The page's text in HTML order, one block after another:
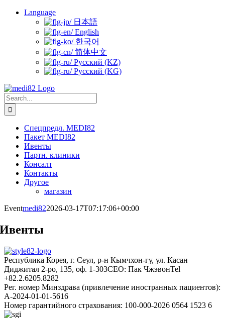
Skip
Language
日本語
English
한국어
简体中文
Русский (KZ)
Русский (KG)
Search
for:
Спецпредл. MEDI82
Пакет MEDI82
Ивенты
Партн. клиники
Консалт
Контакты
Другое
магазин
Eventmedi822026-03-17T07:17:06+00:00
Ивенты
Республика Корея, г. Сеул, р-н Кымчхон-гу, ул. Касан
Диджитал 2-ро, 135, оф. 1-303CEO: Пак ЧжэвонTel
+82.2.6205.8282
Рег. номер Минздрава (привлечение иностранных пациентов):
A-2024-01-01-5616
Номер гарантийного страхования: 100-000-2026 0564 1523 6